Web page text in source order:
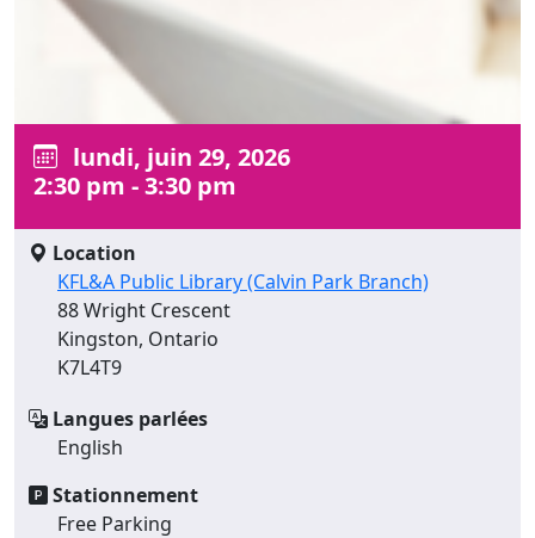
lundi, juin 29, 2026
2:30 pm - 3:30 pm
Location
KFL&A Public Library (Calvin Park Branch)
88 Wright Crescent
Kingston, Ontario
K7L4T9
Langues parlées
English
Stationnement
Free Parking